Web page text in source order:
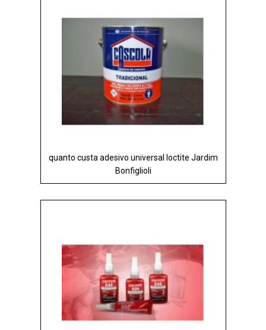
quanto custa adesivo universal loctite Jardim
Bonfiglioli